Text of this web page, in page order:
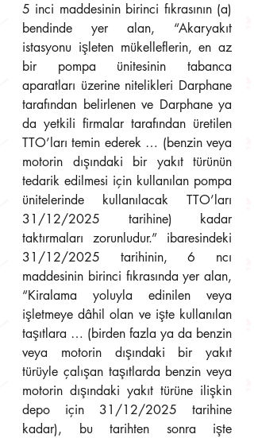
5 inci maddesinin birinci fıkrasının (a)
bendinde yer alan, “Akaryakıt
istasyonu işleten mükelleflerin, en az
bir pompa ünitesinin tabanca
aparatları üzerine nitelikleri Darphane
tarafından belirlenen ve Darphane ya
da yetkili firmalar tarafından üretilen
TTO’ları temin ederek … (benzin veya
motorin dışındaki bir yakıt türünün
tedarik edilmesi için kullanılan pompa
ünitelerinde kullanılacak TTO’ları
31/12/2025 tarihine) kadar
taktırmaları zorunludur.” ibaresindeki
31/12/2025 tarihinin, 6 ncı
maddesinin birinci fıkrasında yer alan,
“Kiralama yoluyla edinilen veya
işletmeye dâhil olan ve işte kullanılan
taşıtlara … (birden fazla ya da benzin
veya motorin dışındaki bir yakıt
türüyle çalışan taşıtlarda benzin veya
motorin dışındaki yakıt türüne ilişkin
depo için 31/12/2025 tarihine
kadar), bu tarihten sonra işte